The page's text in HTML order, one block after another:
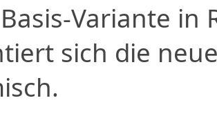
Variante in
sich die